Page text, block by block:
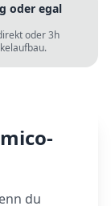
oder egal
oder 3h
du